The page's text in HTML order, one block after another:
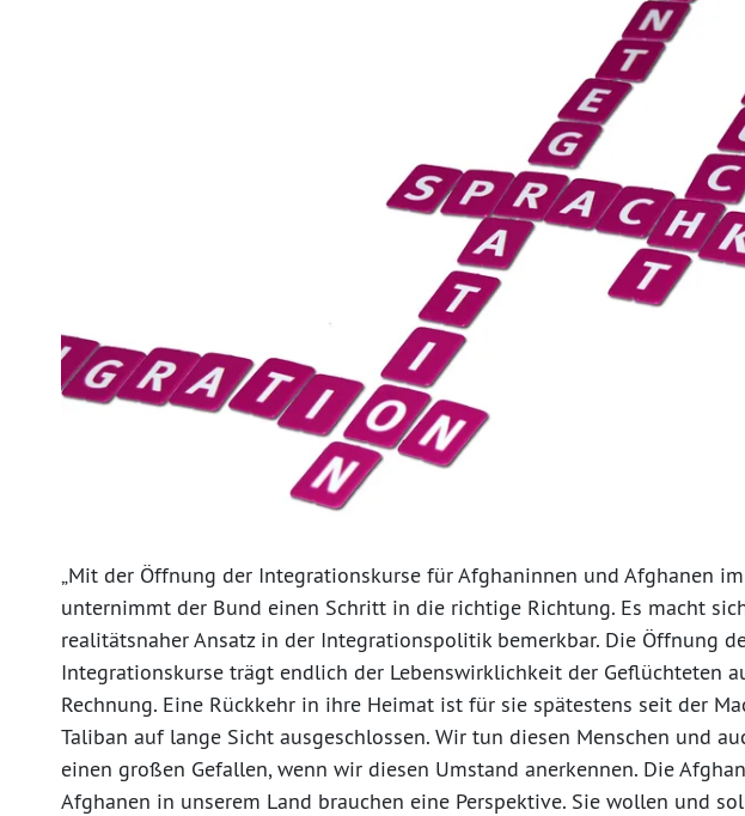
„Mit der Öffnung der Integrationskurse für Afghaninnen und Afghanen
unternimmt der Bund einen Schritt in die richtige Richtung. Es macht
realitätsnaher Ansatz in der Integrationspolitik bemerkbar. Die Öffnung
Integrationskurse trägt endlich der Lebenswirklichkeit der Geflüchteten
Rechnung. Eine Rückkehr in ihre Heimat ist für sie spätestens seit der
Taliban auf lange Sicht ausgeschlossen. Wir tun diesen Menschen und
einen großen Gefallen, wenn wir diesen Umstand anerkennen. Die
Afghanen in unserem Land brauchen eine Perspektive. Sie wollen und